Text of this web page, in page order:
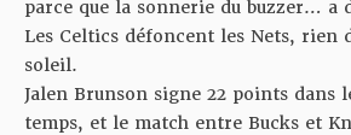
parce que la sonnerie du buzzer… a
Les Celtics défoncent les Nets, rien
soleil.
Jalen Brunson signe 22 points dans
temps, et le match entre Bucks et